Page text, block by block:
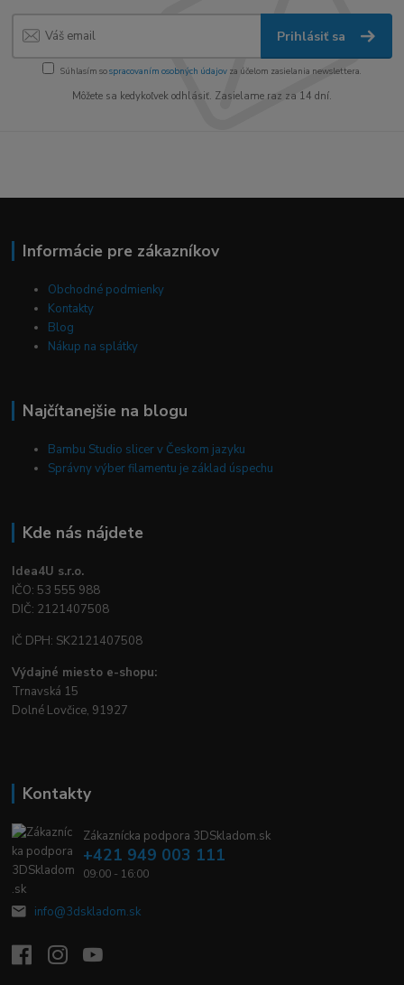
Prihlásiť sa
Súhlasím sospracovaním osobných údajov za účelom zasielania newslettera.
Môžete sa kedykoľvek odhlásiť. Zasielame raz za 14 dní.
Informácie pre zákazníkov
Obchodné podmienky
Kontakty
Blog
Nákup na splátky
Najčítanejšie na blogu
Bambu Studio slicer v Českom jazyku
Správny výber filamentu je základ úspechu
Kde nás nájdete
Idea4U s.r.o.
IČO: 53 555 988
DIČ: 2121407508
IČ DPH: SK2121407508
Výdajné miesto e-shopu:
Trnavská 15
Dolné Lovčice, 91927
Kontakty
Zákaznícka podpora 3DSkladom.sk
+421 949 003 111
09:00 - 16:00
info@3dskladom.sk